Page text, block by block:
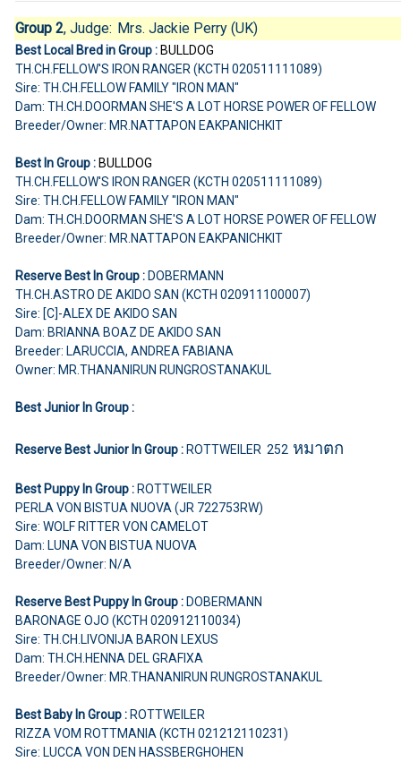
Group 2, Judge: Mrs. Jackie Perry (UK)
Best Local Bred in Group :BULLDOG
TH.CH.FELLOW'S IRON RANGER (KCTH 020511111089)
Sire: TH.CH.FELLOW FAMILY "IRON MAN"
Dam: TH.CH.DOORMAN SHE'S A LOT HORSE POWER OF FELLOW
Breeder/Owner: MR.NATTAPON EAKPANICHKIT
Best In Group :BULLDOG
TH.CH.FELLOW'S IRON RANGER (KCTH 020511111089)
Sire: TH.CH.FELLOW FAMILY "IRON MAN"
Dam: TH.CH.DOORMAN SHE'S A LOT HORSE POWER OF FELLOW
Breeder/Owner: MR.NATTAPON EAKPANICHKIT
Reserve Best In Group :DOBERMANN
TH.CH.ASTRO DE AKIDO SAN (KCTH 020911100007)
Sire: [C]-ALEX DE AKIDO SAN
Dam: BRIANNA BOAZ DE AKIDO SAN
Breeder: LARUCCIA, ANDREA FABIANA
Owner: MR.THANANIRUN RUNGROSTANAKUL
Best Junior In Group :
Reserve Best Junior In Group :ROTTWEILER 252 หมาตก
Best Puppy In Group :ROTTWEILER
PERLA VON BISTUA NUOVA (JR 722753RW)
Sire: WOLF RITTER VON CAMELOT
Dam: LUNA VON BISTUA NUOVA
Breeder/Owner: N/A
Reserve Best Puppy In Group :DOBERMANN
BARONAGE OJO (KCTH 020912110034)
Sire: TH.CH.LIVONIJA BARON LEXUS
Dam: TH.CH.HENNA DEL GRAFIXA
Breeder/Owner: MR.THANANIRUN RUNGROSTANAKUL
Best Baby In Group :ROTTWEILER
RIZZA VOM ROTTMANIA (KCTH 021212110231)
Sire: LUCCA VON DEN HASSBERGHOHEN